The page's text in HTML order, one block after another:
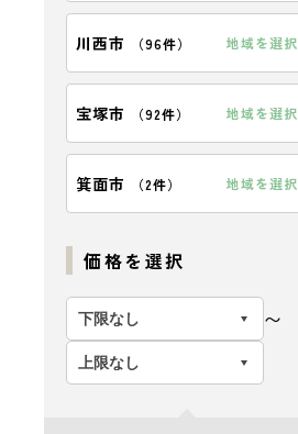
川西市 （96件） 地域を選択
宝塚市 （92件） 地域を選択
箕面市 （2件） 地域を選択
価格を選択
〜